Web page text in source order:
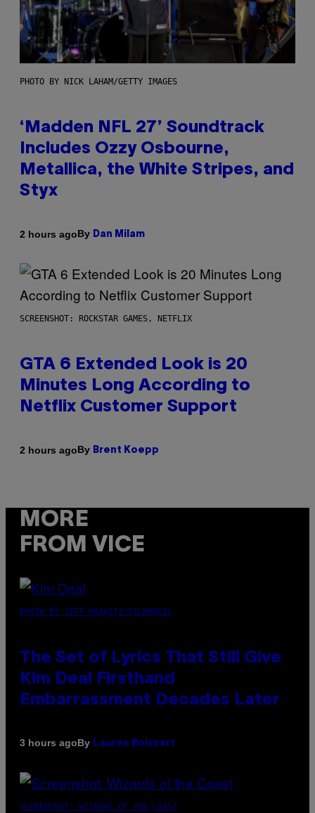
PHOTO BY NICK LAHAM/GETTY IMAGES
‘Madden NFL 27’ Soundtrack
Includes Ozzy Osbourne,
Metallica, the White Stripes, and
Styx
2 hours agoBy Dan Milam
SCREENSHOT: ROCKSTAR GAMES, NETFLIX
GTA 6 Extended Look is 20
Minutes Long According to
Netflix Customer Support
2 hours agoBy Brent Koepp
MORE
FROM VICE
PHOTO BY JEFF KRAVITZ/FILMMAGIC
The Set of Lyrics That Still Give
Kim Deal Firsthand
Embarrassment Decades Later
3 hours agoBy Lauren Boisvert
SCREENSHOT: WIZARDS OF THE COAST